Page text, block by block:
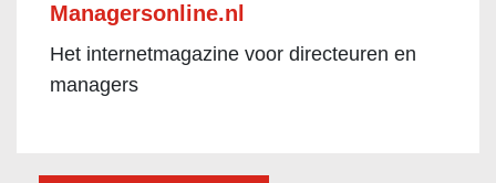
Managersonline.nl
Het internetmagazine voor directeuren en
managers